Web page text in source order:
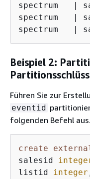
spectrum   |
spectrum   |
spectrum   |
Beispiel 2:
Führen Sie zur
eventid
folgenden Befehl aus.
create
salesid
listid integer